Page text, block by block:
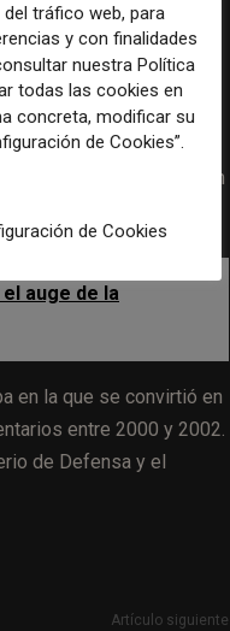
de la FAPE y
Complutense de
trayectoria profesional
la creación de El Sol en
auge de la
en la que se convirtió en
entre 2000 y 2002.
de Defensa y el
Artículo siguiente
tráfico web, para
y con finalidades
nuestra Política
todas las cookies en
concreta, modificar su
de Cookies”.
de Cookies